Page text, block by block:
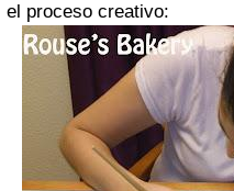
el proceso creativo: